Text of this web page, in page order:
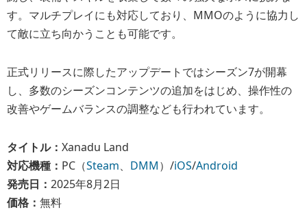
す。マルチプレイにも対応しており、MMOのように協力し
て敵に立ち向かうことも可能です。
正式リリースに際したアップデートではシーズン7が開幕
し、多数のシーズンコンテンツの追加をはじめ、操作性の
改善やゲームバランスの調整なども行われています。
タイトル： Xanadu Land
対応機種： PC（Steam、 DMM）/iOS/Android
発売日： 2025年8月2日
価格： 無料